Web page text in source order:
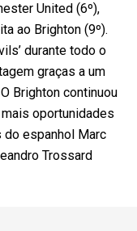
United (6º),
ao Brighton (9º).
durante todo o
graças a um
Brighton continuou
oportunidades
espanhol Marc
Trossard